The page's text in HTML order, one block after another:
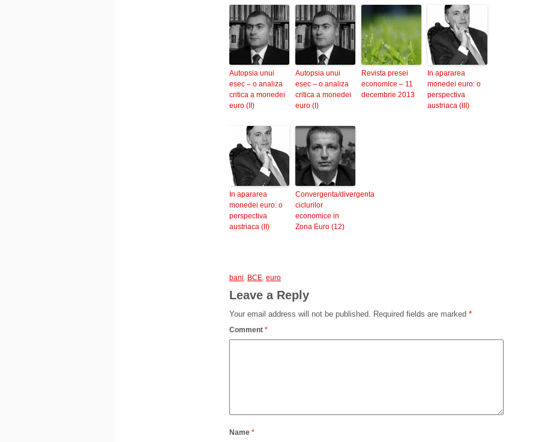
Autopsia unui
esec – o analiza
critica a monedei
euro (II)
Autopsia unui
esec – o analiza
critica a monedei
euro (I)
Revista presei
economice – 11
decembrie 2013
In apararea
monedei euro: o
perspectiva
austriaca (III)
In apararea
monedei euro: o
perspectiva
austriaca (II)
Convergenta/divergenta
ciclurilor
economice in
Zona Euro (12)
bani, BCE, euro
Leave a Reply
Your email address will not be published. Required fields are marked *
Comment *
Name *